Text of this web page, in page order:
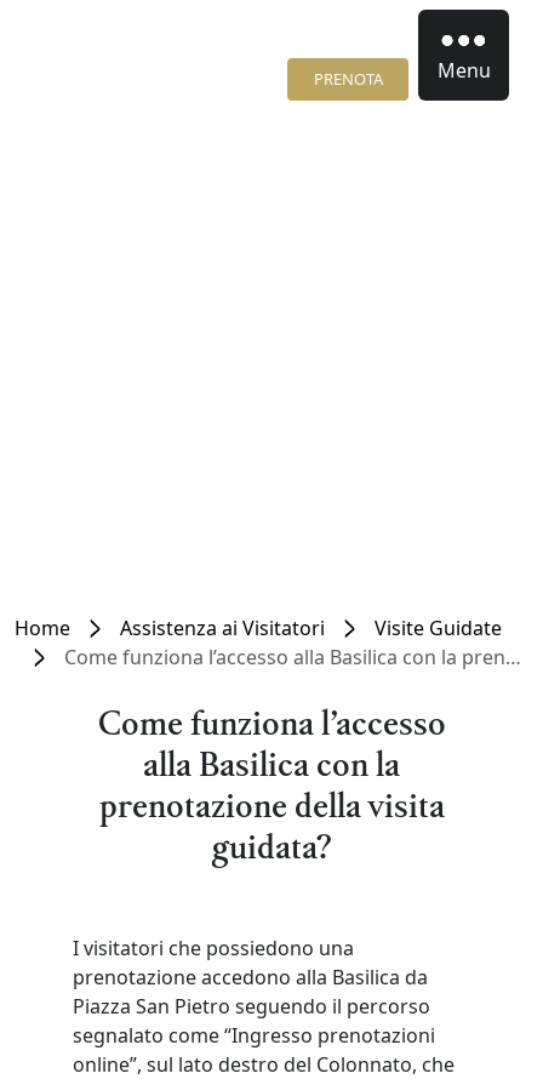
PRENOTA Menu
Home Assistenza ai Visitatori
Visite Guidate
Come funziona l’accesso alla Basilica con la prenotazione della visita guidata?
Come funziona l’accesso
alla Basilica con la
prenotazione della visita
guidata?
I visitatori che possiedono una
prenotazione accedono alla Basilica da
Piazza San Pietro seguendo il percorso
segnalato come “Ingresso prenotazioni
online”, sul lato destro del Colonnato, che